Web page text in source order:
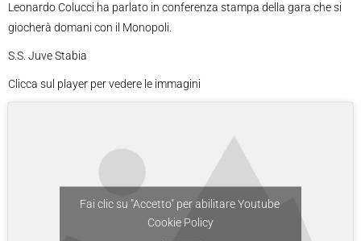
Leonardo Colucci ha parlato in conferenza stampa della gara che si
giocherà domani con il Monopoli.
S.S. Juve Stabia
Clicca sul player per vedere le immagini
Fai clic su "Accetto" per abilitare Youtube
Cookie Policy